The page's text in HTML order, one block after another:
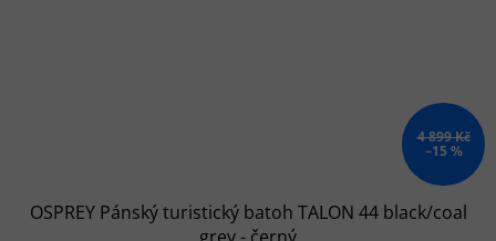
4 899 Kč
–15 %
OSPREY Pánský turistický batoh TALON 44 black/coal